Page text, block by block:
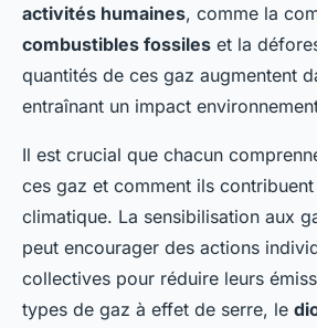
activités humaines, comme la
combustibles fossiles et la
quantités de ces gaz augmentent
entraînant un impact
Il est crucial que chacun
ces gaz et comment ils
climatique. La sensibilisation aux
peut encourager des actions
collectives pour réduire leurs
types de gaz à effet de serre, le